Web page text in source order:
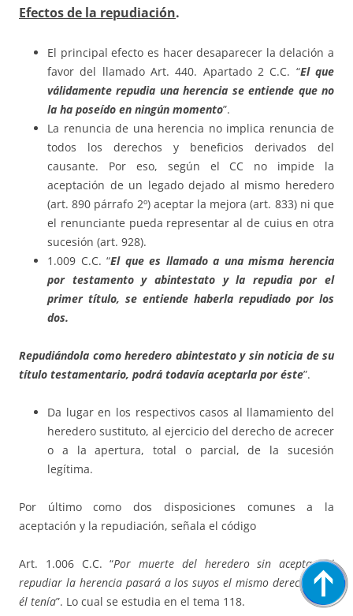
Efectos de la repudiación.
El principal efecto es hacer desaparecer la delación a
favor del llamado Art. 440. Apartado 2 C.C. “El que
válidamente repudia una herencia se entiende que no
la ha poseído en ningún momento”.
La renuncia de una herencia no implica renuncia de
todos los derechos y beneficios derivados del
causante. Por eso, según el CC no impide la
aceptación de un legado dejado al mismo heredero
(art. 890 párrafo 2º) aceptar la mejora (art. 833) ni que
el renunciante pueda representar al de cuius en otra
sucesión (art. 928).
1.009 C.C. “El que es llamado a una misma herencia
por testamento y abintestato y la repudia por el
primer título, se entiende haberla repudiado por los
dos.
Repudiándola como heredero abintestato y sin noticia de su
título testamentario, podrá todavía aceptarla por éste”.
Da lugar en los respectivos casos al llamamiento del
heredero sustituto, al ejercicio del derecho de acrecer
o a la apertura, total o parcial, de la sucesión
legítima.
Por último como dos disposiciones comunes a la
aceptación y la repudiación, señala el código
Art. 1.006 C.C. “Por muerte del heredero sin aceptar ni
repudiar la herencia pasará a los suyos el mismo derecho que
él tenía”. Lo cual se estudia en el tema 118.